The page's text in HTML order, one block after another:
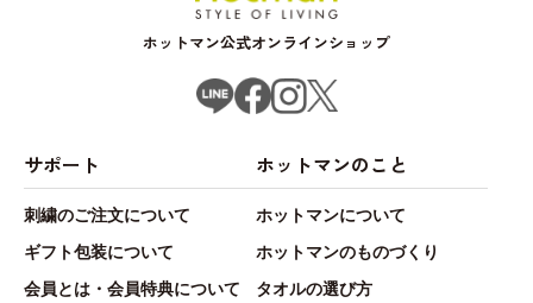
ホットマン公式オンラインショップ
サポート
刺繍のご注文について
ギフト包装について
会員とは・会員特典について
ホットマンのこと
ホットマンについて
ホットマンのものづくり
タオルの選び方